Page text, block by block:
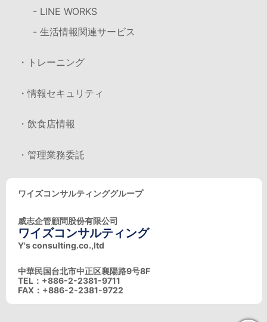
- LINE WORKS
- 生活情報関連サービス
・トレーニング
・情報セキュリティ
・飲食店情報
・管理業務委託
ワイズコンサルティンググループ
威志企管顧問股份有限公司
ワイズコンサルティング
Y's consulting.co.,ltd
中華民国台北市中正区襄陽路9号8F
TEL：+886-2-2381-9711
FAX：+886-2-2381-9722